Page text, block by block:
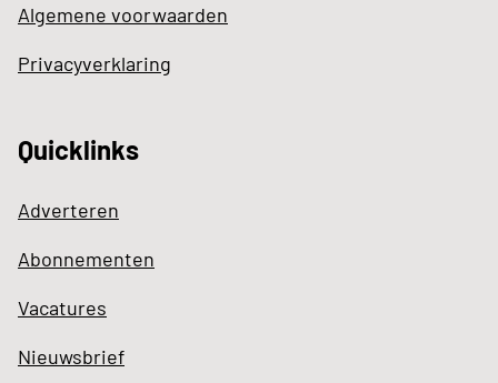
Algemene voorwaarden
Privacyverklaring
Quicklinks
Adverteren
Abonnementen
Vacatures
Nieuwsbrief